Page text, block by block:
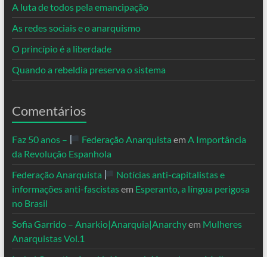
A luta de todos pela emancipação
As redes sociais e o anarquismo
O princípio é a liberdade
Quando a rebeldia preserva o sistema
Comentários
Faz 50 anos – Federação Anarquista em A Importância
da Revolução Espanhola
Federação Anarquista
Notícias anti-capitalistas e
informações anti-fascistasem Esperanto, a língua perigosa
no Brasil
Sofia Garrido – Anarkio|Anarquia|Anarchyem Mulheres
Anarquistas Vol.1